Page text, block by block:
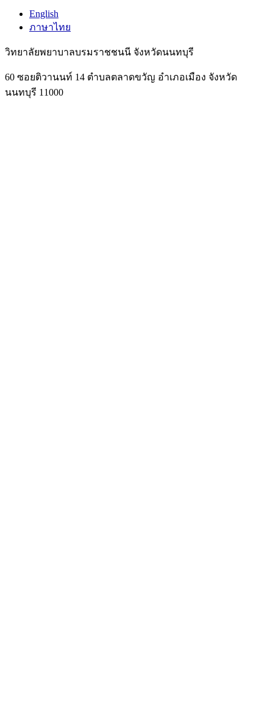
English
ภาษาไทย
วิทยาลัยพยาบาลบรมราชชนนี จังหวัดนนทบุรี
60 ซอยติวานนท์ 14 ตำบลตลาดขวัญ อำเภอเมือง จังหวัด
นนทบุรี 11000